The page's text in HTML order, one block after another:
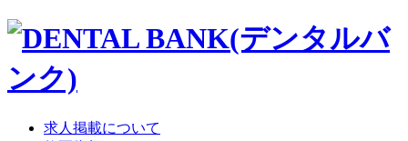
求人掲載について